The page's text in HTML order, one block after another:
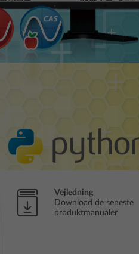
Vejledning
Download de seneste
produktmanualer